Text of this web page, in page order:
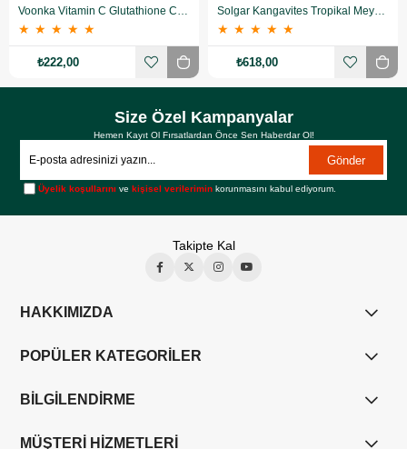
Voonka Vitamin C Glutathione Complex Efervesan 15 Tablet
★ ★ ★ ★ ★
₺222,00
Solgar Kangavites Tropikal Meyve Aromalı 60 Tablet
★ ★ ★ ★ ★
₺618,00
Size Özel Kampanyalar
Hemen Kayıt Ol Fırsatlardan Önce Sen Haberdar Ol!
Gönder
Üyelik koşullarını vekişisel verilerimin korunmasını kabul ediyorum.
Takipte Kal
HAKKIMIZDA
POPÜLER KATEGORİLER
BİLGİLENDİRME
MÜŞTERİ HİZMETLERİ